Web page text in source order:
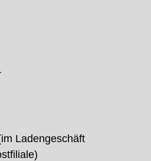
Ladengeschäft